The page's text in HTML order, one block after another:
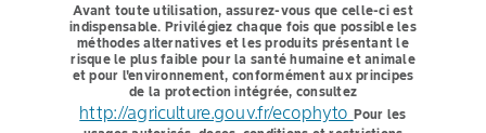
Avant toute utilisation, assurez-vous que celle-ci est
indispensable. Privilégiez chaque fois que possible les
méthodes alternatives et les produits présentant le
risque le plus faible pour la santé humaine et animale
et pour l'environnement, conformément aux principes
de la protection intégrée, consultez
http://agriculture.gouv.fr/ecophyto Pour les